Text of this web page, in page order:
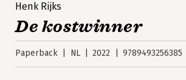
Henk Rijks
De kostwinner
Paperback NL 2022 9789493256385